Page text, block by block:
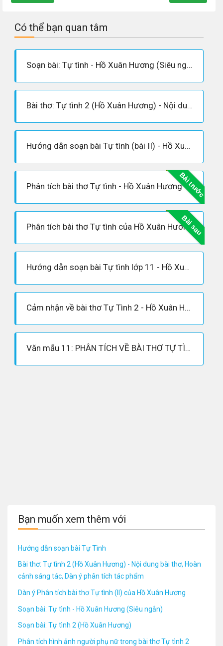
Có thể bạn quan tâm
Soạn bài: Tự tình - Hồ Xuân Hương (Siêu ngắn)
Bài thơ: Tự tình 2 (Hồ Xuân Hương) - Nội dung bài thơ, Hoàn cảnh sáng tác, Dàn ý phân tích tác phẩm
Hướng dẫn soạn bài Tự tình (bài II) - Hồ Xuân Hương
Bài trước
Phân tích bài thơ Tự tình - Hồ Xuân Hương - Soạn văn 11
Bài sau
Phân tích bài thơ Tự tình của Hồ Xuân Hương
Hướng dẫn soạn bài Tự tình lớp 11 - Hồ Xuân Hương
Cảm nhận về bài thơ Tự Tình 2 - Hồ Xuân Hương
Văn mẫu 11: PHÂN TÍCH VỀ BÀI THƠ TỰ TÌNH 2 HAY NHẤT, NGẮN GỌN, XÚC TÍCH
Bạn muốn xem thêm với
Hướng dẫn soạn bài Tự Tình
Bài thơ: Tự tình 2 (Hồ Xuân Hương) - Nội dung bài thơ, Hoàn
cảnh sáng tác, Dàn ý phân tích tác phẩm
Dàn ý Phân tích bài thơ Tự tình (II) của Hồ Xuân Hương
Soạn bài: Tự tình - Hồ Xuân Hương (Siêu ngắn)
Soạn bài: Tự tình 2 (Hồ Xuân Hương)
Phân tích hình ảnh người phụ nữ trong bài thơ Tự tình 2